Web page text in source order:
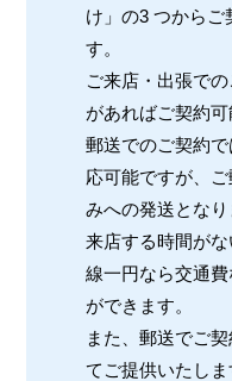
け」の3 つからご
す。
ご来店・出張で
があればご契約可
郵送でのご契約
応可能ですが、
みへの発送となり
来店する時間が
線一円なら交通
ができます。
また、郵送でご
てご提供いたしま